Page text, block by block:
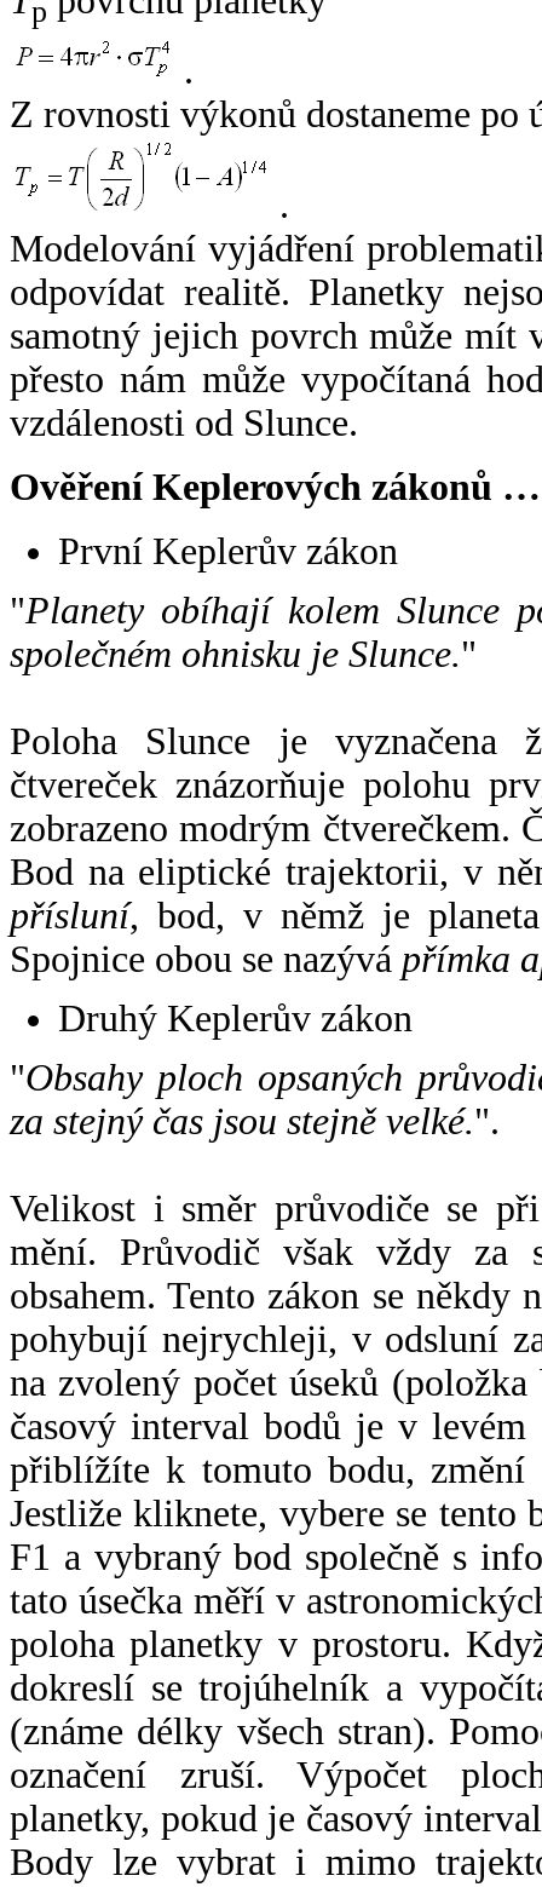
p
.
Z rovnosti výkonů dostaneme po
.
Modelování vyjádření
odpovídat realitě. Planetky
samotný jejich povrch může mít
přesto nám může vypočítaná
vzdálenosti od Slunce.
Ověření Keplerových zákonů …
První Keplerův zákon
"Planety obíhají kolem Slunce
společném ohnisku je Slunce."
Poloha Slunce je vyznačena
čtvereček znázorňuje polohu
zobrazeno modrým čtverečkem.
Bod na eliptické trajektorii, v
přísluní, bod, v němž je
Spojnice obou se nazývá přímka
Druhý Keplerův zákon
"Obsahy ploch opsaných
za stejný čas jsou stejně velké.".
Velikost i směr průvodiče se
mění. Průvodič však vždy za
obsahem. Tento zákon se někdy
pohybují nejrychleji, v odsluní
na zvolený počet úseků
časový interval bodů je v
přiblížíte k tomuto bodu,
Jestliže kliknete, vybere se tento
F1 a vybraný bod společně s
tato úsečka měří v
poloha planetky v prostoru.
dokreslí se trojúhelník a
(známe délky všech stran).
označení zruší. Výpočet
planetky, pokud je časový
Body lze vybrat i mimo